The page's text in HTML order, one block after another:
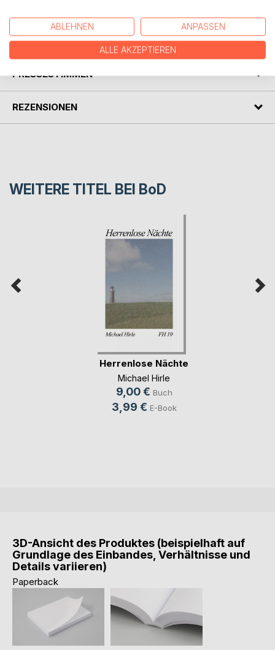
AUTOR/IN
PRESSESTIMMEN
REZENSIONEN
WEITERE TITEL BEI BoD
Herrenlose Nächte
Michael Hirle
9,00 € Buch
3,99 € E-Book
3D-Ansicht des Produktes (beispielhaft auf
Grundlage des Einbandes, Verhältnisse und
Details variieren)
Paperback
ABLEHNEN ANPASSEN
ALLE AKZEPTIEREN